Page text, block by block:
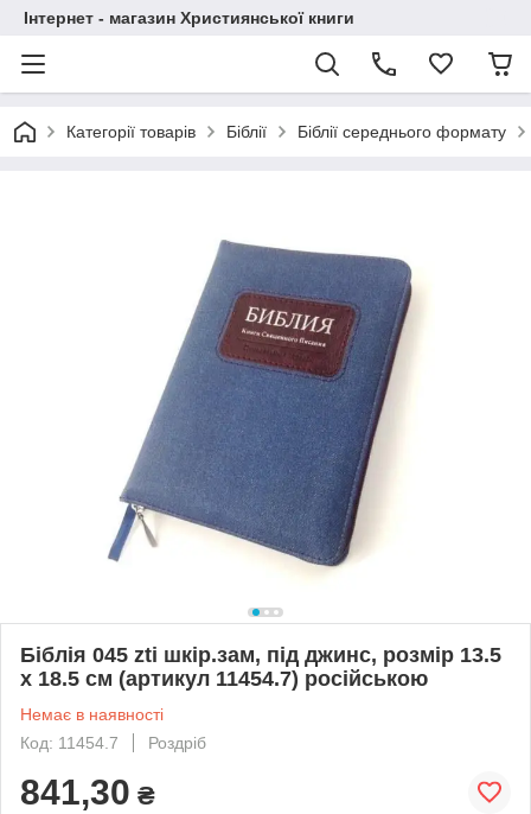
Інтернет - магазин Християнської книги
Категорії товарів Біблії Біблії середнього формату
Біблія 045 zti шкір.зам, під джинс, розмір 13.5
х 18.5 см (артикул 11454.7) російською
Немає в наявності
Код: 11454.7
Роздріб
841,30 ₴